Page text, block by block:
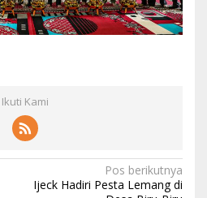
Ikuti Kami
Pos berikutnya
Ijeck Hadiri Pesta Lemang di